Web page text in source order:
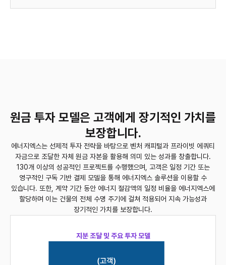
원금 투자 모델은 고객에게 장기적인 가치를
보장합니다.
에너지엑스는 선제적 투자 전략을 바탕으로 벤처 캐피털과 프라이빗 에쿼티
자금으로 조달한 자체 원금 자본을 활용해 의미 있는 성과를 창출합니다.
130개 이상의 성공적인 프로젝트를 수행했으며, 고객은 일정 기간 또는
영구적인 구독 기반 결제 모델을 통해 에너지엑스 솔루션을 이용할 수
있습니다. 또한, 계약 기간 동안 에너지 절감액의 일정 비율을 에너지엑스에
할당하며 이는 건물의 전체 수명 주기에 걸쳐 적용되어 지속 가능성과
장기적인 가치를 보장합니다.
지분 조달 및 주요 투자 모델